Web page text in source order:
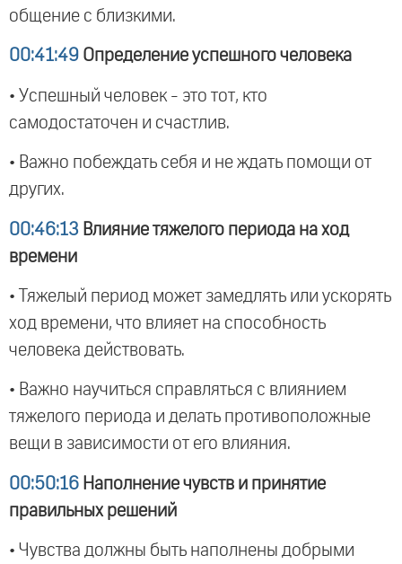
общение с близкими.
00:41:49 Определение успешного человека
• Успешный человек - это тот, кто
самодостаточен и счастлив.
• Важно побеждать себя и не ждать помощи от
других.
00:46:13 Влияние тяжелого периода на ход
времени
• Тяжелый период может замедлять или ускорять
ход времени, что влияет на способность
человека действовать.
• Важно научиться справляться с влиянием
тяжелого периода и делать противоположные
вещи в зависимости от его влияния.
00:50:16 Наполнение чувств и принятие
правильных решений
• Чувства должны быть наполнены добрыми